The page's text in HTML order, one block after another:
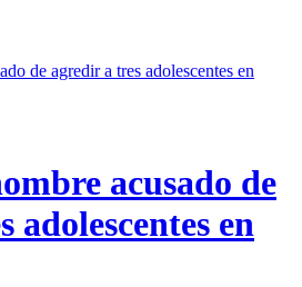
acusado de
adolescentes en